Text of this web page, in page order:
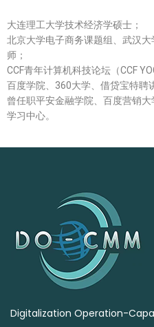
大连理工大学技术经济学硕士；
北京大学电子商务课题组、武汉大
师；
CCF青年计算机科技论坛（CCF
百度学院、360大学、借贷宝特聘
曾任职平安金融学院、百度营销
学习中心。
Digitalization Operation-